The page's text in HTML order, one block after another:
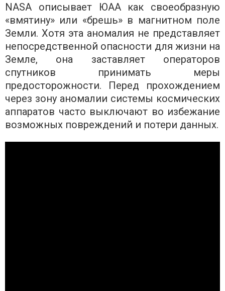
NASA описывает ЮАА как своеобразную
«вмятину» или «брешь» в магнитном поле
Земли. Хотя эта аномалия не представляет
непосредственной опасности для жизни на
Земле, она заставляет операторов
спутников принимать меры
предосторожности. Перед прохождением
через зону аномалии системы космических
аппаратов часто выключают во избежание
возможных повреждений и потери данных.